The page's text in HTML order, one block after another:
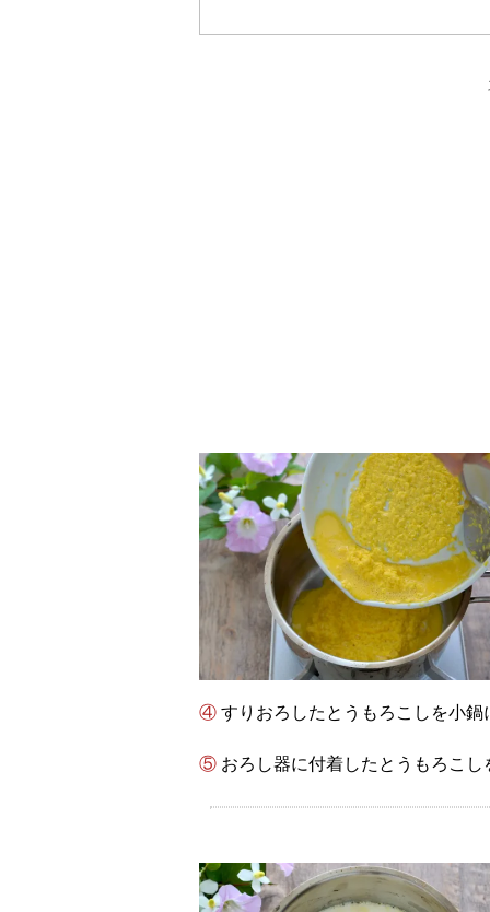
④ すりおろしたとうもろこしを小
⑤ おろし器に付着したとうもろこ